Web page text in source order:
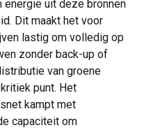
energie uit deze bronnen
Dit maakt het voor
lastig om volledig op
zonder back-up of
van groene
punt. Het
kampt met
capaciteit om